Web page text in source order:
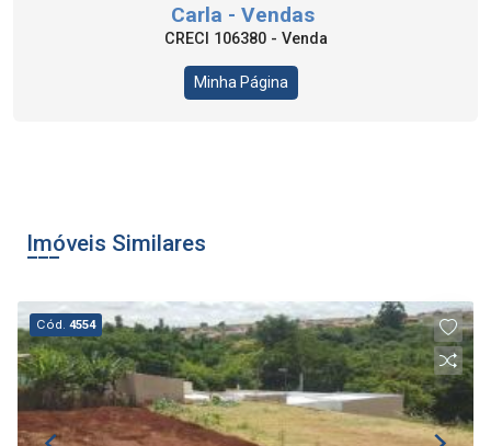
Carla - Vendas
CRECI 106380 - Venda
Minha Página
Imóveis Similares
Cód.4554